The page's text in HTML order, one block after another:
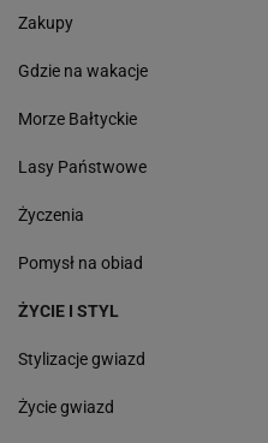
Zakupy
Gdzie na wakacje
Morze Bałtyckie
Lasy Państwowe
Życzenia
Pomysł na obiad
ŻYCIE I STYL
Stylizacje gwiazd
Życie gwiazd